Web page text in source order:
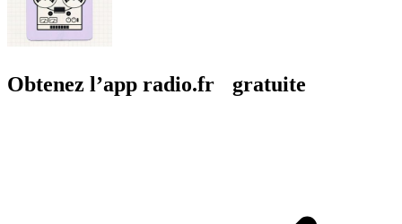
Obtenez l’app radio.fr gratuite